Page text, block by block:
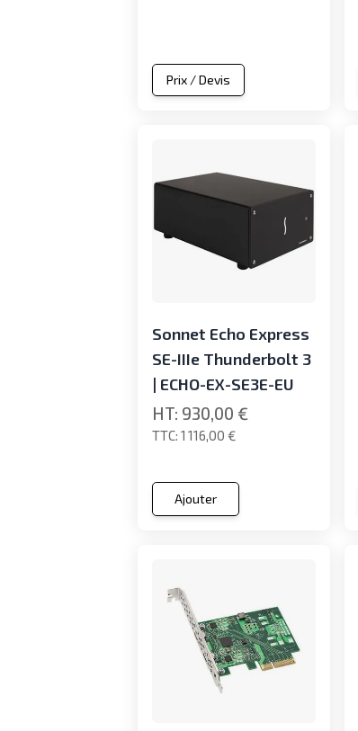
Prix / Devis
Sonnet Echo Express
SE-IIIe Thunderbolt 3
| ECHO-EX-SE3E-EU
1 116,00 €
930,00 €
Ajouter